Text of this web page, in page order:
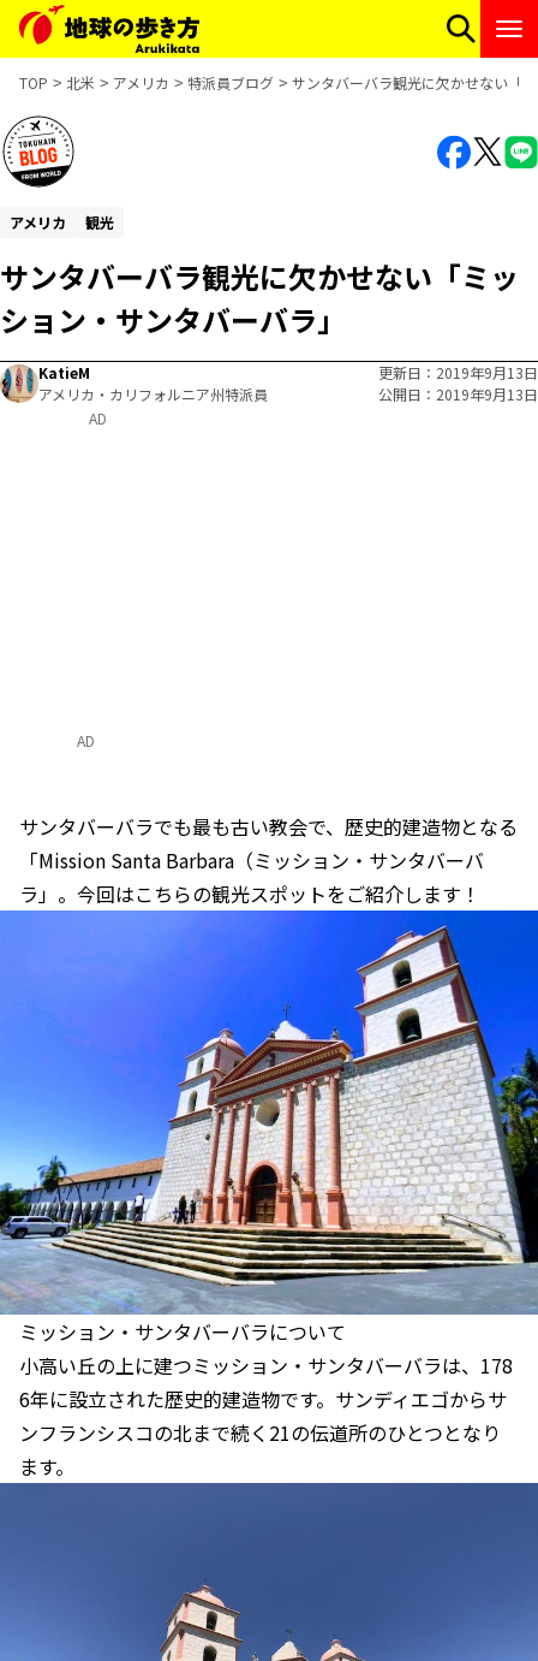
TOP 北米 アメリカ 特派員ブログ サンタバーバラ観光に欠かせない「
アメリカ 観光
サンタバーバラ観光に欠かせない「ミッ
ション・サンタバーバラ」
KatieM
アメリカ・カリフォルニア州特派員
更新日
2019年9月13日
公開日
2019年9月13日
AD
サンタバーバラでも最も古い教会で、歴史的建造物となる
「Mission Santa Barbara（ミッション・サンタバーバ
ラ」。今回はこちらの観光スポットをご紹介します！
ミッション・サンタバーバラについて
小高い丘の上に建つミッション・サンタバーバラは、178
6年に設立された歴史的建造物です。サンディエゴからサ
ンフランシスコの北まで続く21の伝道所のひとつとなり
ます。
AD